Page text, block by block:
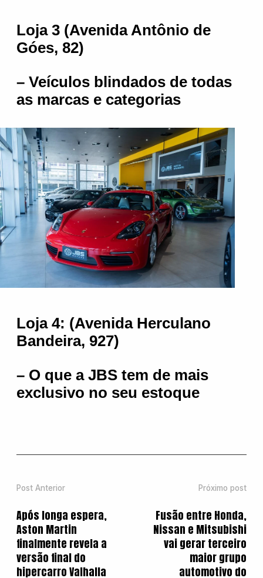
Loja 3 (Avenida Antônio de
Góes, 82)
– Veículos blindados de todas
as marcas e categorias
Loja 4: (Avenida Herculano
Bandeira, 927)
– O que a JBS tem de mais
exclusivo no seu estoque
Post Anterior
Após longa espera,
Aston Martin
finalmente revela a
versão final do
hipercarro Valhalla
Próximo post
Fusão entre Honda,
Nissan e Mitsubishi
vai gerar terceiro
maior grupo
automotivo do